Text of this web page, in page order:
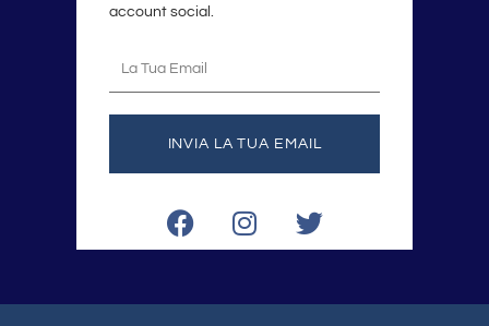
account social.
INVIA LA TUA EMAIL
F
a
I
n
T
w